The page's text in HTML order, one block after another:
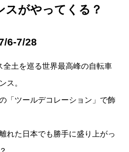
スがやってくる？
6-7/28
全土を巡る世界最高峰の自転車
ス。
「ツールデコレーション」で飾
れた日本でも勝手に盛り上がっ